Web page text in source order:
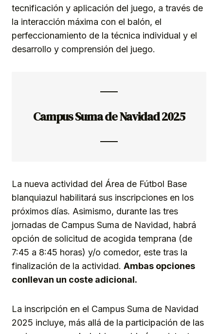
tecnificación y aplicación del juego, a través de
la interacción máxima con el balón, el
perfeccionamiento de la técnica individual y el
desarrollo y comprensión del juego.
Campus Suma de Navidad 2025
La nueva actividad del Área de Fútbol Base
blanquiazul habilitará sus inscripciones en los
próximos días. Asimismo, durante las tres
jornadas de Campus Suma de Navidad, habrá
opción de solicitud de acogida temprana (de
7:45 a 8:45 horas) y/o comedor, este tras la
finalización de la actividad. Ambas opciones
conllevan un coste adicional.
La inscripción en el Campus Suma de Navidad
2025 incluye, más allá de la participación de las